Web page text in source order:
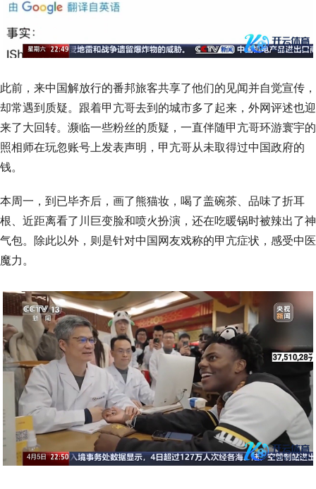
此前，来中国解放行的番邦旅客共享了他们的见闻并自觉宣传，
却常遇到质疑。跟着甲亢哥去到的城市多了起来，外网评述也迎
来了大回转。濒临一些粉丝的质疑，一直伴随甲亢哥环游寰宇的
照相师在玩忽账号上发表声明，甲亢哥从未取得过中国政府的
钱。
本周一，到已毕齐后，画了熊猫妆，喝了盖碗茶、品味了折耳
根、近距离看了川巨变脸和喷火扮演，还在吃暖锅时被辣出了神
气包。除此以外，则是针对中国网友戏称的甲亢症状，感受中医
魔力。